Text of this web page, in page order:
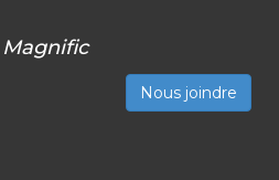
Magnific
Nous joindre